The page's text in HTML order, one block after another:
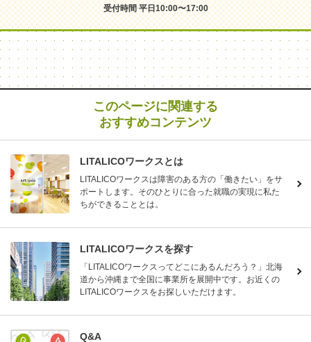
受付時間 平日10:00〜17:00
このページに関連する
おすすめコンテンツ
LITALICOワークスとは
LITALICOワークスは障害のある方の「働きたい」をサ
ポートします。そのひとりに合った就職の実現に私た
ちができることとは。
LITALICOワークスを探す
「LITALICOワークスってどこにあるんだろう？」北海
道から沖縄まで全国に事業所を展開中です。お近くの
LITALICOワークスをお探しいただけます。
Q&A